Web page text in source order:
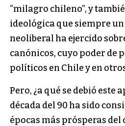
“milagro chileno”, y
ideológica que siempre
neoliberal ha ejercido
canónicos, cuyo poder de
políticos en Chile y en
Pero, ¿a qué se debió este
década del 90 ha sido
épocas más prósperas